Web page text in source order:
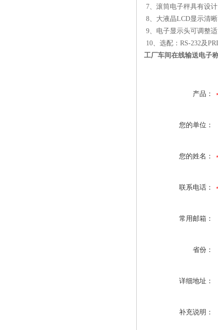
7、滚筒电子秤具有设
8、大液晶LCD显示清
9、电子显示头可调整
10、选配：RS-232及
工厂车间在线输送电子
产品：
您的单位：
您的姓名：
联系电话：
常用邮箱：
省份：
详细地址：
补充说明：